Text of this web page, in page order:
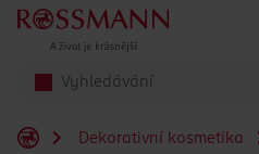
Přeskočit na hlavmní obsah
Dekorativní kosmetika